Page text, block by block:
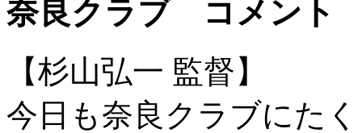
奈良クラブ コメント
【杉山弘一 監督】
今日も奈良クラブにた